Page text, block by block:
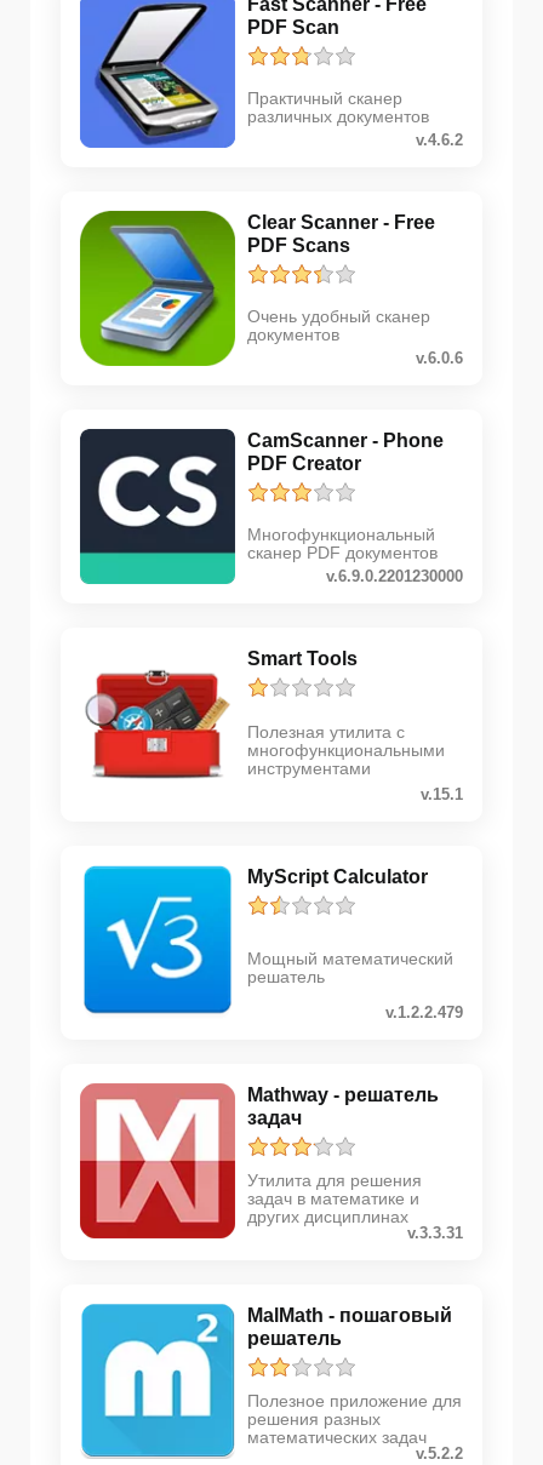
Fast Scanner - Free
PDF Scan
Практичный сканер
различных документов
v.4.6.2
Clear Scanner - Free
PDF Scans
Очень удобный сканер
документов
v.6.0.6
CamScanner - Phone
PDF Creator
Многофункциональный
сканер PDF документов
v.6.9.0.2201230000
Smart Tools
Полезная утилита с
многофункциональными
инструментами
v.15.1
MyScript Calculator
Мощный математический
решатель
v.1.2.2.479
Mathway - решатель
задач
Утилита для решения
задач в математике и
других дисциплинах
v.3.3.31
MalMath - пошаговый
решатель
Полезное приложение для
решения разных
математических задач
v.5.2.2